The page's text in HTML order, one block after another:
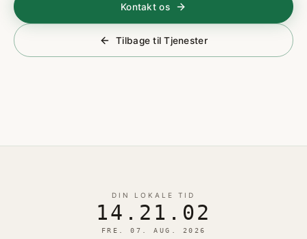
Kontakt os
Tilbage til Tjenester
DIN LOKALE TID
14.21.02
FRE. 07. AUG. 2026